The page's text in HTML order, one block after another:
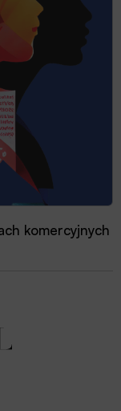
komercyjnych